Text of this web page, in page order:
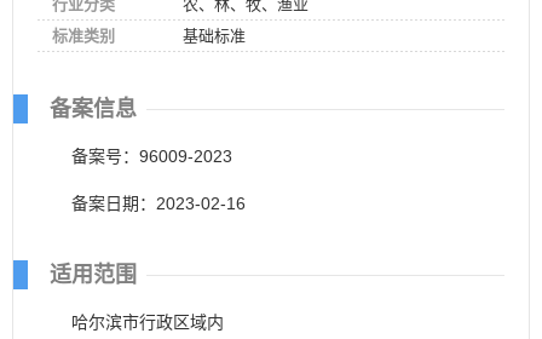
行业分类
农、林、牧、渔业
标准类别
基础标准
备案信息
备案号：96009-2023
备案日期：2023-02-16
适用范围
哈尔滨市行政区域内